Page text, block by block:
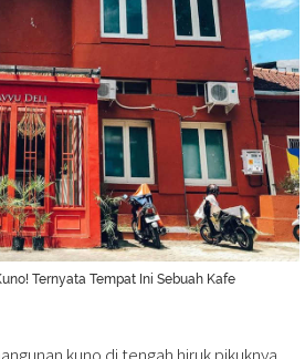
Ternyata Tempat Ini Sebuah Kafe